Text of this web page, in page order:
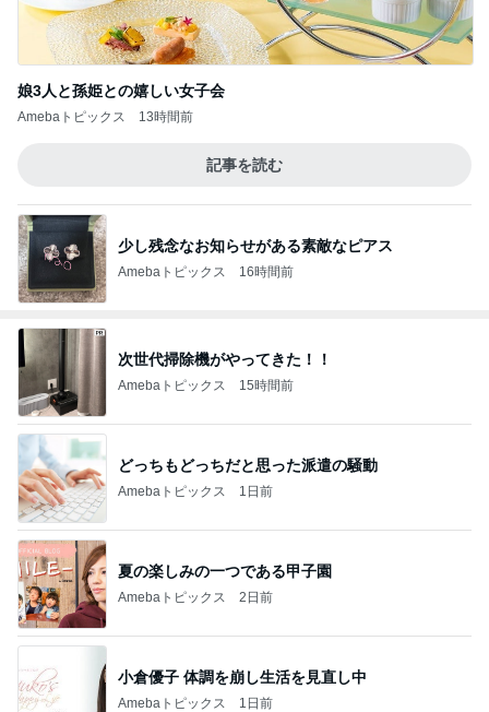
娘3人と孫姫との嬉しい女子会
Amebaトピックス 13時間前
記事を読む
少し残念なお知らせがある素敵なピアス
Amebaトピックス 16時間前
次世代掃除機がやってきた！！
Amebaトピックス 15時間前
どっちもどっちだと思った派遣の騒動
Amebaトピックス 1日前
夏の楽しみの一つである甲子園
Amebaトピックス 2日前
小倉優子 体調を崩し生活を見直し中
Amebaトピックス 1日前